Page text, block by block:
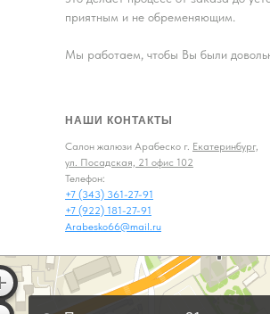
приятным и не обременяющим.
Мы работаем, чтобы Вы были
Салон жалюзи Арабеско г. Екатеринбург,
ул. Посадская, 21 офис 102
Телефон:
+7 (343) 361-27-91
+7 (922) 181-27-91
Arabesko66@mail.ru
НАШИ КОНТАКТЫ